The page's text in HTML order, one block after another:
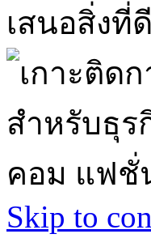
เสนอสิ่งที่
Skip to